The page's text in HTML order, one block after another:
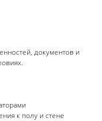
документов и
к полу и стене